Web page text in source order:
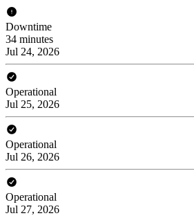
Downtime
34 minutes
Jul 24, 2026
Operational
Jul 25, 2026
Operational
Jul 26, 2026
Operational
Jul 27, 2026